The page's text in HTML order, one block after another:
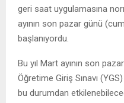
geri saat uygulamasına
ayının son pazar günü
başlanıyordu.
Bu yıl Mart ayının son
Öğretime Giriş Sınavı
bu durumdan